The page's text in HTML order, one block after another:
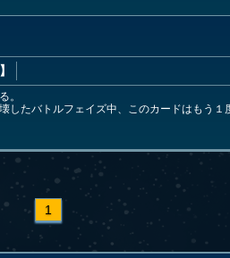
】
。
したバトルフェイズ中、このカードはもう１
1